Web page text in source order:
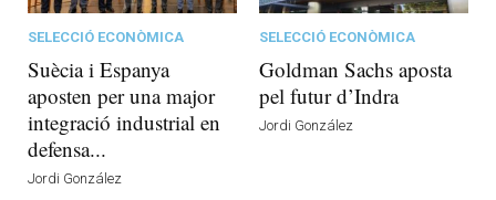
SELECCIÓ ECONÒMICA
Suècia i Espanya
aposten per una major
integració industrial en
defensa...
Jordi González
SELECCIÓ ECONÒMICA
Goldman Sachs aposta
pel futur d’Indra
Jordi González